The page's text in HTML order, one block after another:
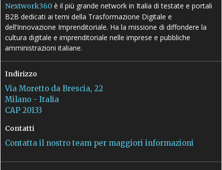
Nextwork360 è il più grande network in Italia di testate e portali
B2B dedicati ai temi della Trasformazione Digitale e
dell’Innovazione Imprenditoriale. Ha la missione di diffondere la
cultura digitale e imprenditoriale nelle imprese e pubbliche
amministrazioni italiane.
Indirizzo
Via Moretto da Brescia, 22
Milano - Italia
CAP 20133
Contatti
Contatta il nostro team per maggiori informazioni